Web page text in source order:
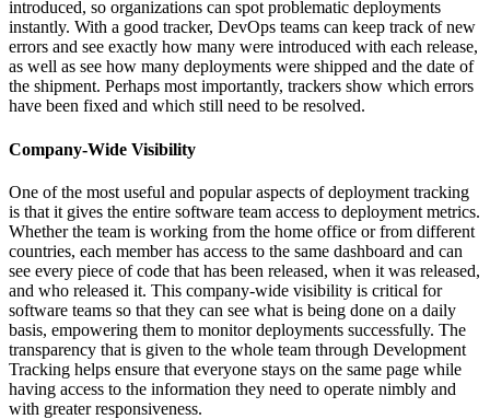
introduced, so organizations can spot problematic deployments
instantly. With a good tracker, DevOps teams can keep track of new
errors and see exactly how many were introduced with each release,
as well as see how many deployments were shipped and the date of
the shipment. Perhaps most importantly, trackers show which errors
have been fixed and which still need to be resolved.
Company-Wide Visibility
One of the most useful and popular aspects of deployment tracking
is that it gives the entire software team access to deployment metrics.
Whether the team is working from the home office or from different
countries, each member has access to the same dashboard and can
see every piece of code that has been released, when it was released,
and who released it. This company-wide visibility is critical for
software teams so that they can see what is being done on a daily
basis, empowering them to monitor deployments successfully. The
transparency that is given to the whole team through Development
Tracking helps ensure that everyone stays on the same page while
having access to the information they need to operate nimbly and
with greater responsiveness.